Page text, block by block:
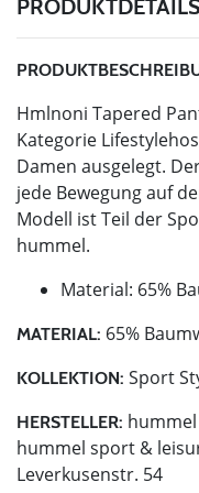
PRODUKTDETAILS
Hmlnoni Tapered
Kategorie
Damen ausgelegt.
jede Bewegung auf
Modell ist Teil der
hummel.
Material: 65%
MATERIAL: 65%
KOLLEKTION: Sport
HERSTELLER: hummel
hummel sport &
Leverkusenstr. 54